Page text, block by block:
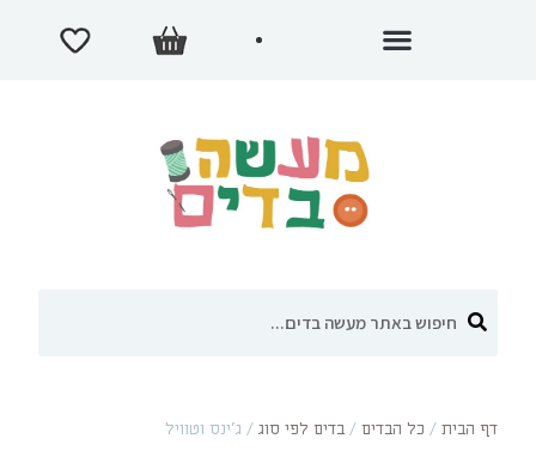
דף הבית / כל הבדים /בדים לפי סוג / ג'ינס וטוויל